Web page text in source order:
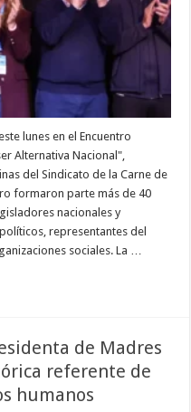
lunes en el Encuentro
Alternativa Nacional",
del Sindicato de la Carne de
formaron parte más de 40
nacionales y
representantes del
sociales. La …
de Madres
referente de
humanos